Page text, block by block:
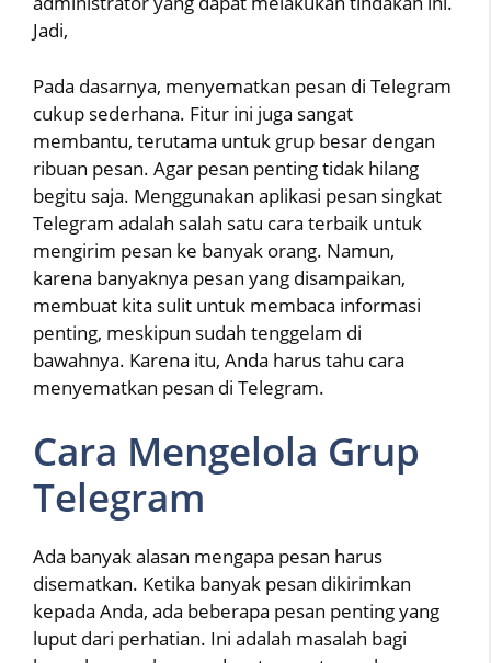
Jadi,
Pada dasarnya, menyematkan pesan di Telegram
cukup sederhana. Fitur ini juga sangat
membantu, terutama untuk grup besar dengan
ribuan pesan. Agar pesan penting tidak hilang
begitu saja. Menggunakan aplikasi pesan singkat
Telegram adalah salah satu cara terbaik untuk
mengirim pesan ke banyak orang. Namun,
karena banyaknya pesan yang disampaikan,
membuat kita sulit untuk membaca informasi
penting, meskipun sudah tenggelam di
bawahnya. Karena itu, Anda harus tahu cara
menyematkan pesan di Telegram.
Cara Mengelola Grup
Telegram
Ada banyak alasan mengapa pesan harus
disematkan. Ketika banyak pesan dikirimkan
kepada Anda, ada beberapa pesan penting yang
luput dari perhatian. Ini adalah masalah bagi